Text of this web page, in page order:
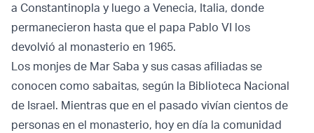
a Constantinopla y luego a Venecia, Italia, donde
permanecieron hasta que el papa Pablo VI los
devolvió al monasterio en 1965.
Los monjes de Mar Saba y sus casas afiliadas se
conocen como sabaitas, según la Biblioteca Nacional
de Israel. Mientras que en el pasado vivían cientos de
personas en el monasterio, hoy en día la comunidad